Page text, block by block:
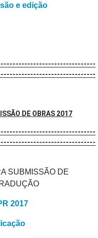
e edição
DE OBRAS 2017
SUBMISSÃO DE
2017